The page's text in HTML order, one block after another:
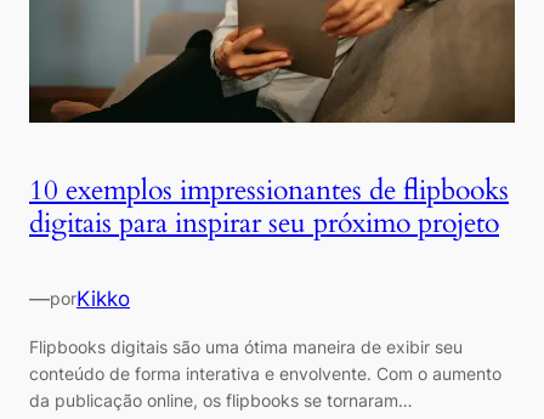
10 exemplos impressionantes de flipbooks
digitais para inspirar seu próximo projeto
—porKikko
Flipbooks digitais são uma ótima maneira de exibir seu
conteúdo de forma interativa e envolvente. Com o aumento
da publicação online, os flipbooks se tornaram…